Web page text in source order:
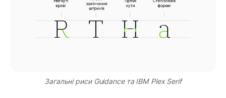
Загальні риси Guidance та IBM Plex Serif